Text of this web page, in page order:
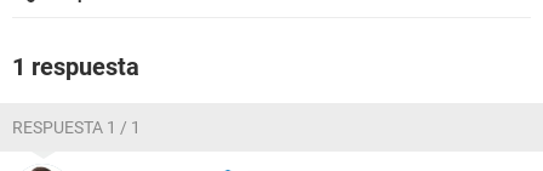
1 respuesta
RESPUESTA 1 / 1